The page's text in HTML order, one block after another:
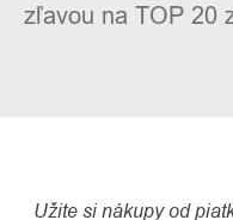
zľavou na TOP 20
Užite si nákupy od